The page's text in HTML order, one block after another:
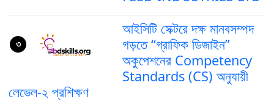
আইসিটি সেক্টরে দক্ষ মানবসম্পদ
গড়তে “গ্রাফিক ডিজাইন”
অকুপেশনের Competency
Standards (CS) অনুযায়ী
লেভেল-২ প্রশিক্ষণ
৩